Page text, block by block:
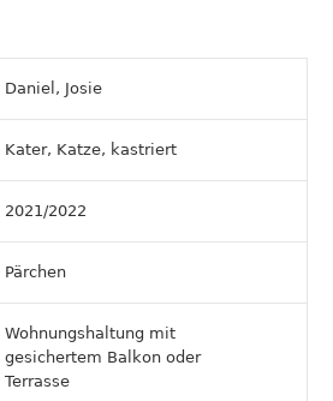
Daniel, Josie
Kater, Katze, kastriert
2021/2022
Pärchen
Wohnungshaltung mit
gesichertem Balkon oder
Terrasse